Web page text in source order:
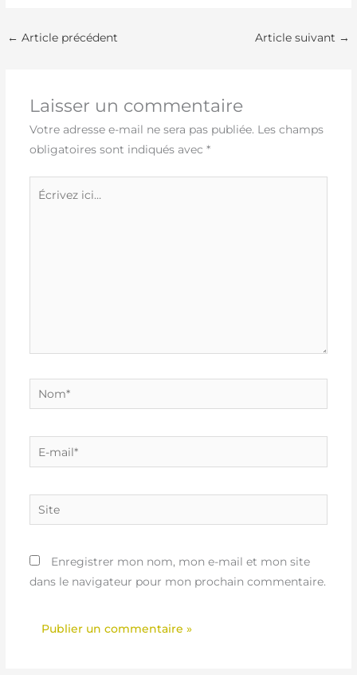
← Article précédent Article suivant →
Laisser un commentaire
Votre adresse e-mail ne sera pas publiée. Les champs
obligatoires sont indiqués avec *
Nom*
E-
mail*
Site
Enregistrer mon nom, mon e-mail et mon site
dans le navigateur pour mon prochain commentaire.